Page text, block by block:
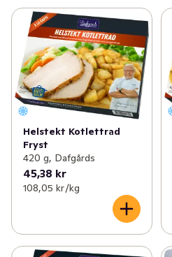
Helstekt Kotlettrad
Fryst
420 g, Dafgårds
45,38 kr
108,05 kr /kg